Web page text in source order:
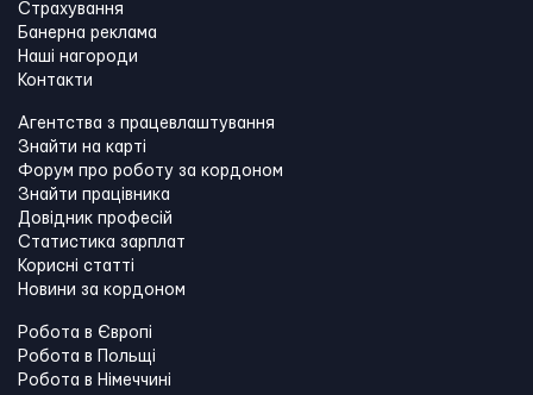
Страхування
Банерна реклама
Наші нагороди
Контакти
Агентства з працевлаштування
Знайти на карті
Форум про роботу за кордоном
Знайти працівника
Довідник професій
Статистика зарплат
Корисні статті
Новини за кордоном
Робота в Європі
Робота в Польщі
Робота в Німеччині